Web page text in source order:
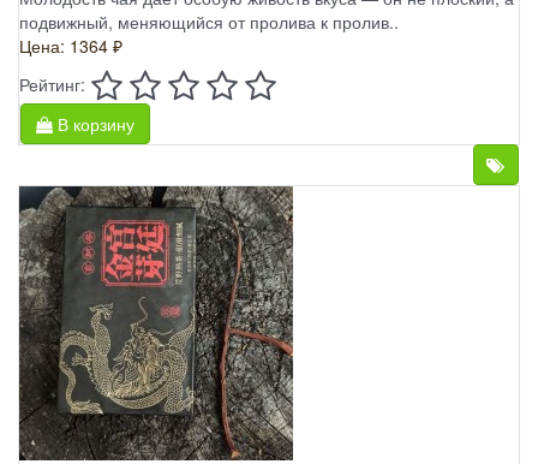
подвижный, меняющийся от пролива к пролив..
Цена: 1364 ₽
Рейтинг:
В корзину